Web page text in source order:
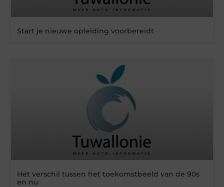
Start je nieuwe opleiding voorbereidt
Het verschil tussen het toekomstbeeld van de 90s
en nu